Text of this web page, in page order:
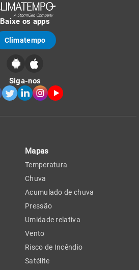
Baixe os apps
Climatempo
Siga-nos
Mapas
Temperatura
Chuva
Acumulado de chuva
Pressão
Umidade relativa
Vento
Risco de Incêndio
Satélite